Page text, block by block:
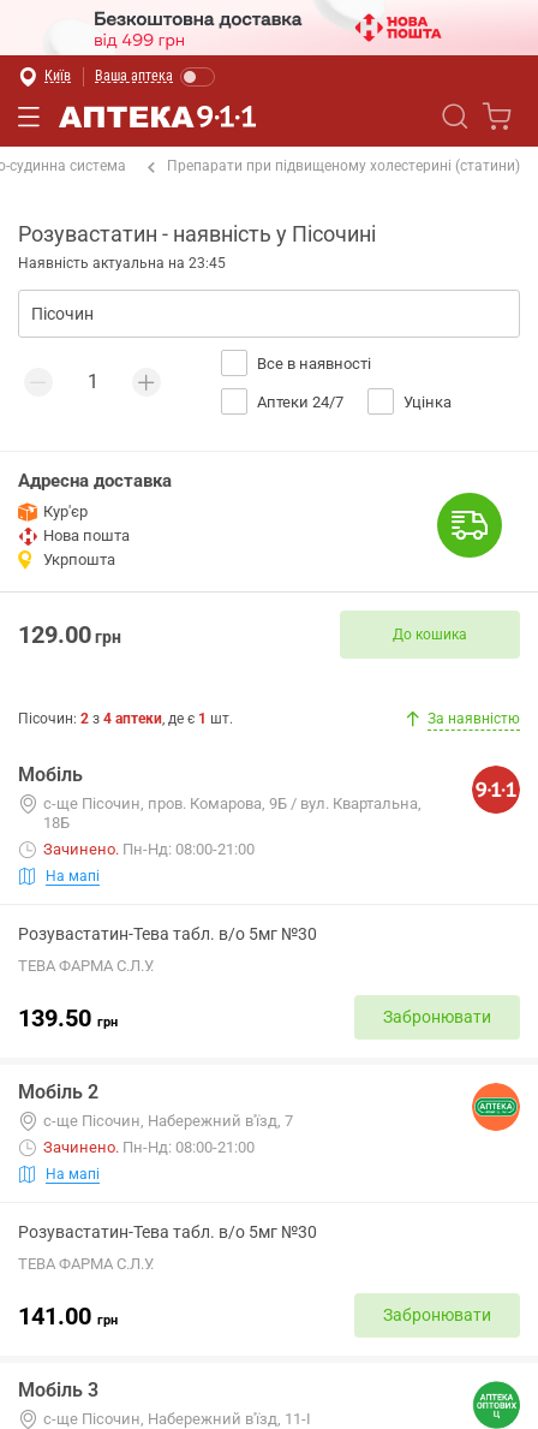
Київ Ваша аптека
судинна система Препарати при підвищеному холестерині (статини)
Розувастатин - наявність у Пісочині
Наявність актуальна на 23:45
Все в наявності
Аптеки 24/7 Уцінка
Адресна доставка
Кур'єр
Нова пошта
Укрпошта
129.00грн До кошика
Пісочин: 2 з 4 аптеки, де є 1 шт. За наявністю
Мобіль
с-ще Пісочин, пров. Комарова, 9Б / вул. Квартальна,
18Б
Зачинено. Пн-Нд: 08:00-21:00
На мапі
Розувастатин-Тева табл. в/о 5мг №30
ТЕВА ФАРМА С.Л.У.
139.50 грн Забронювати
Мобіль 2
с-ще Пісочин, Набережний в'їзд, 7
Зачинено. Пн-Нд: 08:00-21:00
На мапі
Розувастатин-Тева табл. в/о 5мг №30
ТЕВА ФАРМА С.Л.У.
141.00 грн Забронювати
Мобіль 3
с-ще Пісочин, Набережний в'їзд, 11-І